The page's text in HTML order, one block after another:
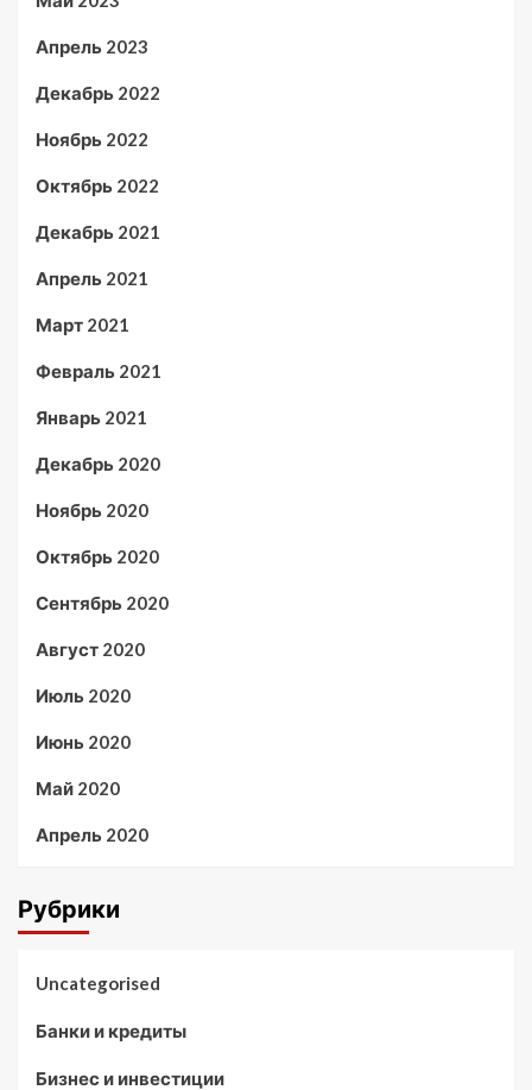
Апрель 2023
Декабрь 2022
Ноябрь 2022
Октябрь 2022
Декабрь 2021
Апрель 2021
Март 2021
Февраль 2021
Январь 2021
Декабрь 2020
Ноябрь 2020
Октябрь 2020
Сентябрь 2020
Август 2020
Июль 2020
Июнь 2020
Май 2020
Апрель 2020
Рубрики
Uncategorised
Банки и кредиты
Бизнес и инвестиции